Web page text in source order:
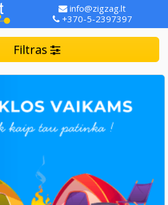
info@zigzag.lt
+370-5-2397397
Filtras